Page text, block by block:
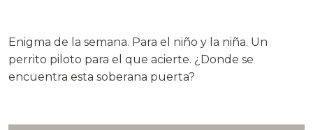
Enigma de la semana. Para el niño y la niña. Un
perrito piloto para el que acierte. ¿Donde se
encuentra esta soberana puerta?